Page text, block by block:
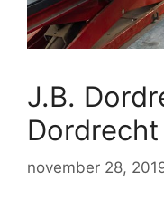
J.B.
Dordrecht
november 28,